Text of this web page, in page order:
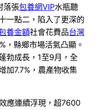
落張包養網VIP水瓶聽
一點二，陷入了更深的
養金額社會花費品台灣
，縣鄉市場活氣凸顯。
勃成長，1至9月，全
加7.7%，農產物收集
應連續浮現，超7600